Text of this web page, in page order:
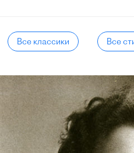
Все классики Все